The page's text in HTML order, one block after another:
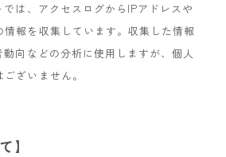
では、アクセスログからIPアドレスや
報を収集しています。収集した情報
動向などの分析に使用しますが、個人
ざいません。
】